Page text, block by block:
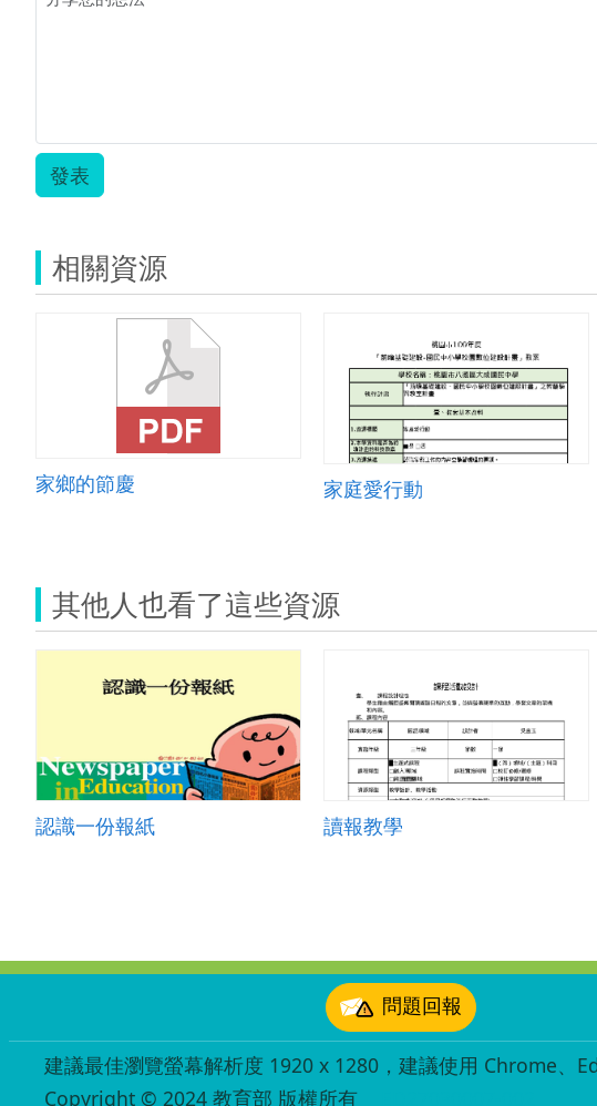
發表
相關資源
家鄉的節慶 家庭愛行動
其他人也看了這些資源
認識一份報紙 讀報教學
問題回報
建議最佳瀏覽螢幕解析度 1920 x 1280，建議使用 Chrome、
Copyright © 2024 教育部 版權所有